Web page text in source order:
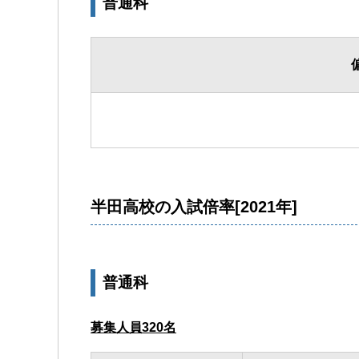
半田高校の入試倍率[2021年]
普通科
募集人員320名